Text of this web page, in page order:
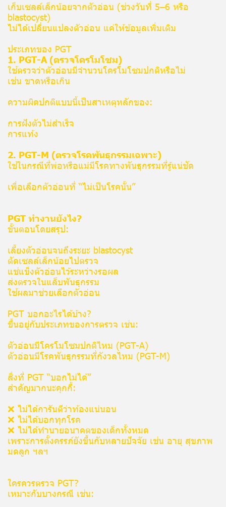
เก็บเซลล์เล็กน้อยจากตัวอ่อน (ช่วงวันที่ 5–6 หรือ
blastocyst)
ไม่ได้เปลี่ยนแปลงตัวอ่อน แค่ให้ข้อมูลเพิ่มเติม
ประเภทของ PGT
1. PGT-A (ตรวจโครโมโซม)
ใช้ตรวจว่าตัวอ่อนมีจำนวนโครโมโซมปกติหรือไม่
เช่น ขาดหรือเกิน
ความผิดปกติแบบนี้เป็นสาเหตุหลักของ:
การฝังตัวไม่สำเร็จ
การแท้ง
2. PGT-M (ตรวจโรคพันธุกรรมเฉพาะ)
ใช้ในกรณีที่พ่อหรือแม่มีโรคทางพันธุกรรมที่รู้แน่ชัด
เพื่อเลือกตัวอ่อนที่ “ไม่เป็นโรคนั้น”
PGT ทำงานยังไง?
ขั้นตอนโดยสรุป:
เลี้ยงตัวอ่อนจนถึงระยะ blastocyst
ตัดเซลล์เล็กน้อยไปตรวจ
แช่แข็งตัวอ่อนไว้ระหว่างรอผล
ส่งตรวจในแล็บพันธุกรรม
ใช้ผลมาช่วยเลือกตัวอ่อน
PGT บอกอะไรได้บ้าง?
ขึ้นอยู่กับประเภทของการตรวจ เช่น:
ตัวอ่อนมีโครโมโซมปกติไหม (PGT-A)
ตัวอ่อนมีโรคพันธุกรรมที่กังวลไหม (PGT-M)
สิ่งที่ PGT “บอกไม่ได้”
สำคัญมากนะคุกกี้:
❌ ไม่ได้การันตีว่าท้องแน่นอน
❌ ไม่ได้บอกทุกโรค
❌ ไม่ได้ทำนายอนาคตของเด็กทั้งหมด
เพราะการตั้งครรภ์ยังขึ้นกับหลายปัจจัย เช่น อายุ สุขภาพ
มดลูก ฯลฯ
ใครควรตรวจ PGT?
เหมาะกับบางกรณี เช่น: